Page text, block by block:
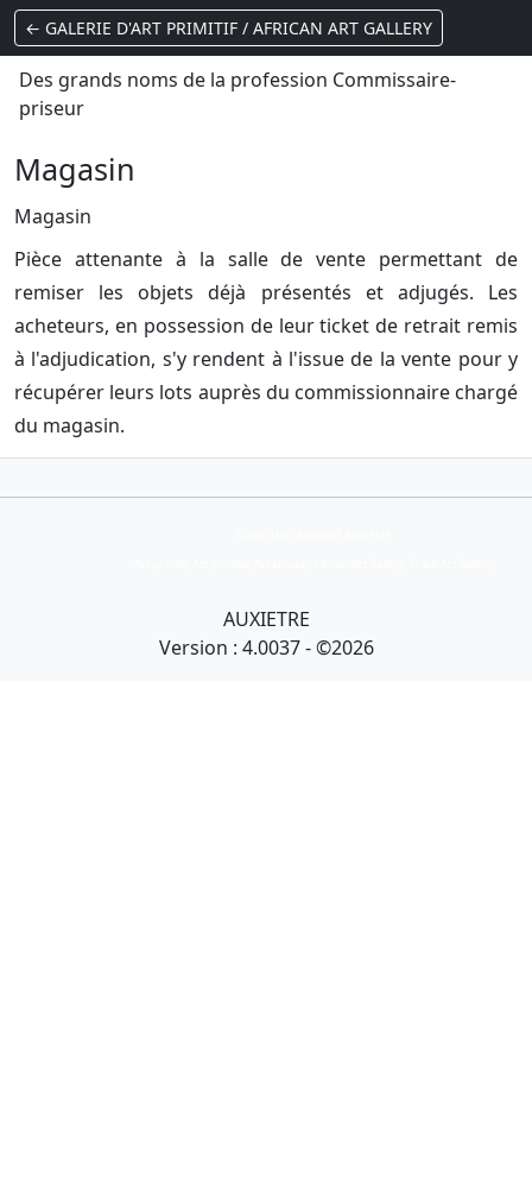
← GALERIE D'ART PRIMITIF / AFRICAN ART GALLERY
Des grands noms de la profession Commissaire-
priseur
Magasin
Magasin
Pièce attenante à la salle de vente permettant de
remiser les objets déjà présentés et adjugés. Les
acheteurs, en possession de leur ticket de retrait remis
à l'adjudication, s'y rendent à l'issue de la vente pour y
récupérer leurs lots auprès du commissionnaire chargé
du magasin.
AUXIETRE
Version : 4.0037 - ©2026